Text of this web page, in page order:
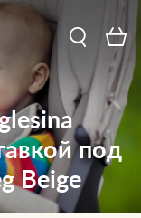
под
Beige